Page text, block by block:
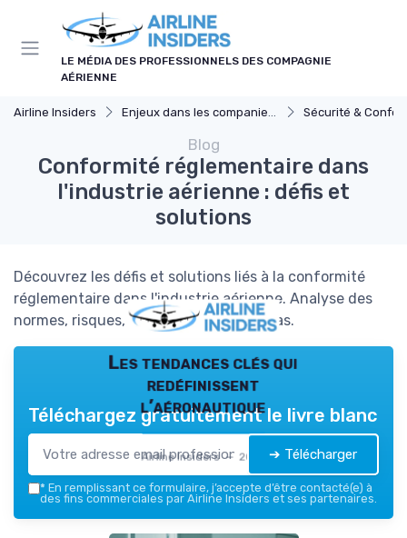
LE MÉDIA DES PROFESSIONNELS DES COMPAGNIE
AÉRIENNE
Airline Insiders Enjeux dans les companies d'aviation Sécurité &
Blog
Conformité réglementaire dans
l'industrie aérienne : défis et
solutions
Découvrez les défis et solutions liés à la conformité
réglementaire dans l'industrie aérienne. Analyse des
normes, risques, audits et études de cas.
Les tendances clés qui
redéfinissent
l’aéronautique
Airline Insiders — 2026
Téléchargez gratuitement le livre blanc
➔ Télécharger
* En remplissant ce formulaire, j’accepte d’être contacté(e) à
des fins commerciales par Airline Insiders et ses partenaires.
Panneau de gestion des cookies